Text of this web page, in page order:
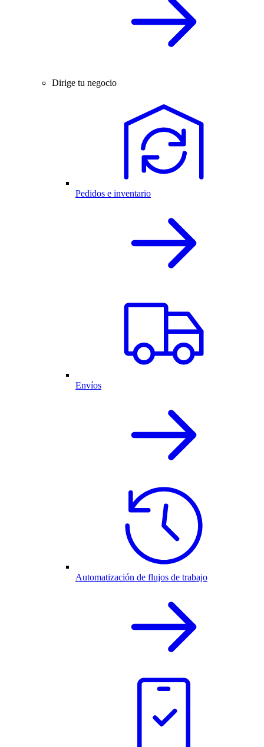
Dirige tu negocio
Pedidos e inventario
Envíos
Automatización de flujos de trabajo